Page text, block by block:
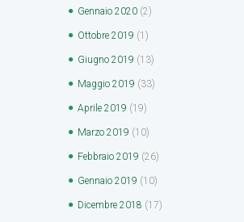
Gennaio 2020 (2)
Ottobre 2019 (1)
Giugno 2019 (13)
Maggio 2019 (33)
Aprile 2019 (19)
Marzo 2019 (10)
Febbraio 2019 (26)
Gennaio 2019 (10)
Dicembre 2018 (17)